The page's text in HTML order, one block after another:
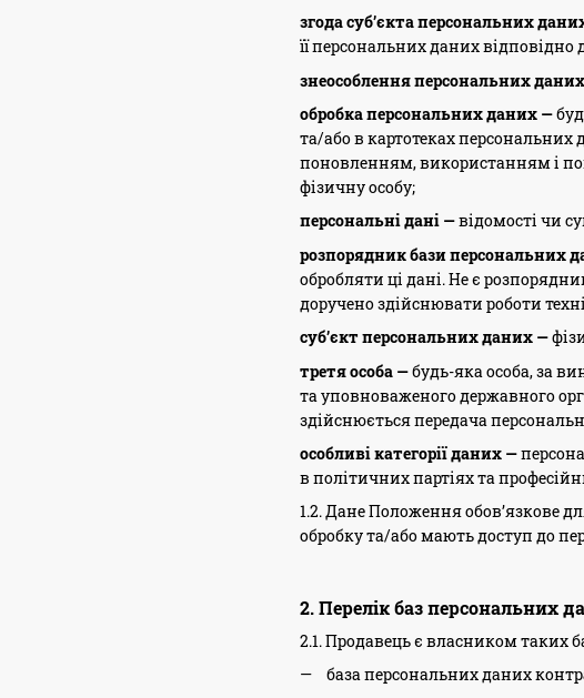
згода суб’єкта персональних
її персональних даних
знеособлення персональних даних
обробка персональних даних —
та/або в картотеках
поновленням, використанням і
фізичну особу;
персональні дані —відомості чи
розпорядник бази персональних
обробляти ці дані. Не є
доручено здійснювати роботи
суб’єкт персональних даних —
третя особа —будь-яка особа, за
та уповноваженого державного
здійснюється передача
особливі категорії даних —
в політичних партіях та
1.2. Дане Положення обов’язкове
обробку та/або мають доступ до
2. Перелік баз персональних
2.1. Продавець є власником таких
база персональних даних